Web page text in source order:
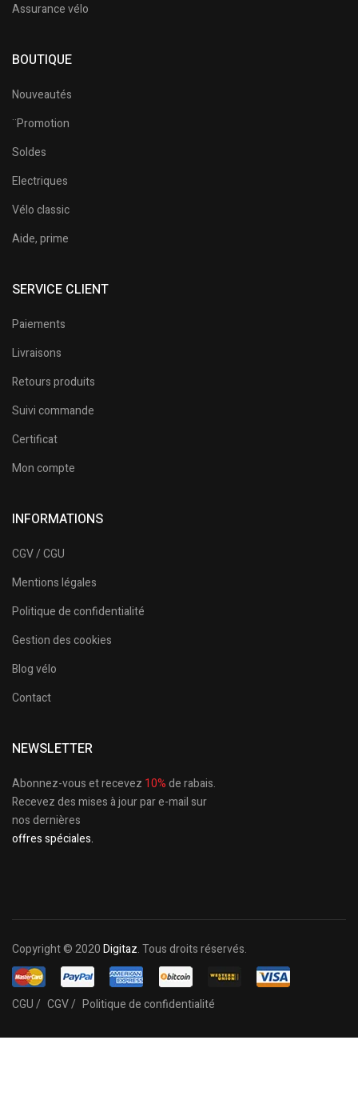
Assurance vélo
BOUTIQUE
Nouveautés
¨Promotion
Soldes
Electriques
Vélo classic
Aide, prime
SERVICE CLIENT
Paiements
Livraisons
Retours produits
Suivi commande
Certificat
Mon compte
INFORMATIONS
CGV / CGU
Mentions légales
Politique de confidentialité
Gestion des cookies
Blog vélo
Contact
NEWSLETTER
Abonnez-vous et recevez 10%de rabais.
Recevez des mises à jour par e-mail sur
nos dernières
offres spéciales.
Copyright © 2020Digitaz. Tous droits réservés.
CGU / CGV / Politique de confidentialité